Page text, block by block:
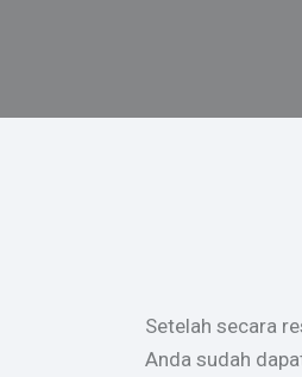
Setelah secara
Anda sudah